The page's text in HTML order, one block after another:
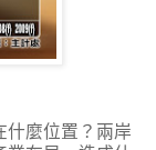
什麼位置？兩岸